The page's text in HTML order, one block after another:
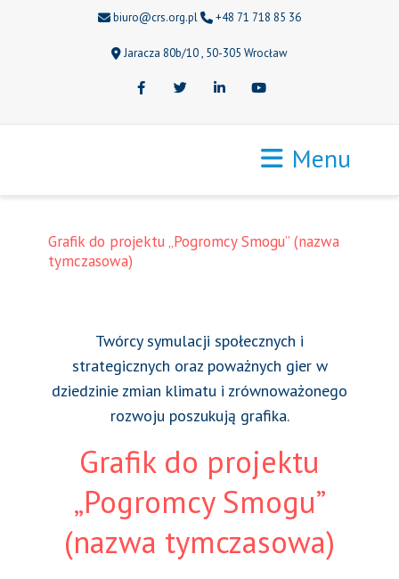
biuro@crs.org.pl +48 71 718 85 36
Jaracza 80b/10 , 50-305 Wrocław
FacebookTwitter LinkedInYoutube
Menu
Grafik do projektu „Pogromcy Smogu” (nazwa
tymczasowa)
Twórcy symulacji społecznych i
strategicznych oraz poważnych gier w
dziedzinie zmian klimatu i zrównoważonego
rozwoju poszukują grafika.
Grafik do projektu
„Pogromcy Smogu”
(nazwa tymczasowa)